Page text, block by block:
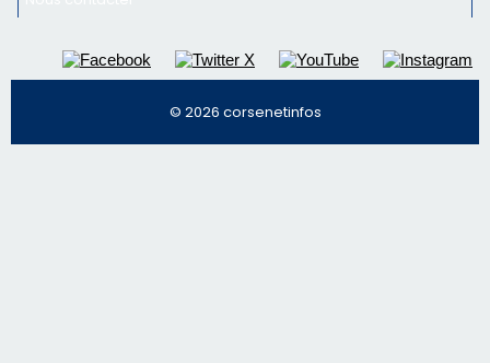
© 2026 corsenetinfos